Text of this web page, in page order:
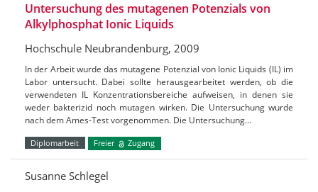
Untersuchung des mutagenen Potenzials von
Alkylphosphat Ionic Liquids
Hochschule Neubrandenburg, 2009
In der Arbeit wurde das mutagene Potenzial von Ionic Liquids (IL) im
Labor untersucht. Dabei sollte herausgearbeitet werden, ob die
verwendeten IL Konzentrationsbereiche aufweisen, in denen sie
weder bakterizid noch mutagen wirken. Die Untersuchung wurde
nach dem Ames-Test vorgenommen. Die Untersuchung…
Diplomarbeit Freier Zugang
Susanne Schlegel